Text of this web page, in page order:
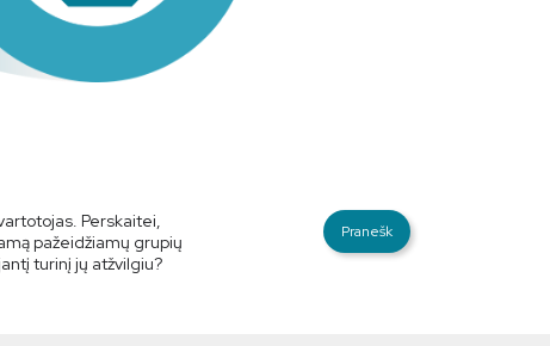
Perskaitei,
pažeidžiamų grupių
turinį jų atžvilgiu?
Pranešk